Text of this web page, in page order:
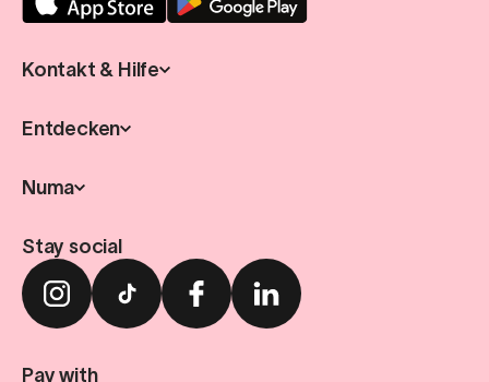
Kontakt & Hilfe
Entdecken
Numa
Stay social
Pay with